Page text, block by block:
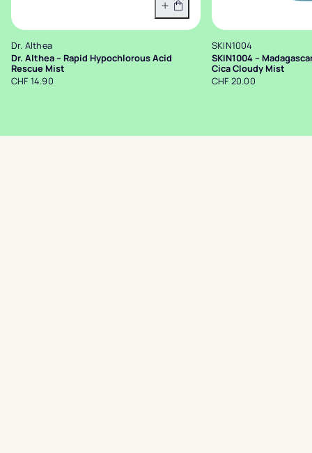
In den Warenkorb
Dr. Althea
Dr. Althea – Rapid Hypochlorous Acid
Rescue Mist
CHF 14.90
SKIN1004
SKIN1004 –
Cica Cloudy Mist
CHF 20.00